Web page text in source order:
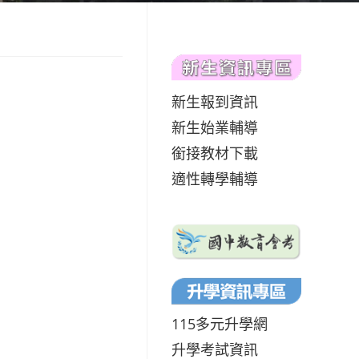
新生報到資訊
新生始業輔導
銜接教材下載
適性轉學輔導
115多元升學網
升學考試資訊